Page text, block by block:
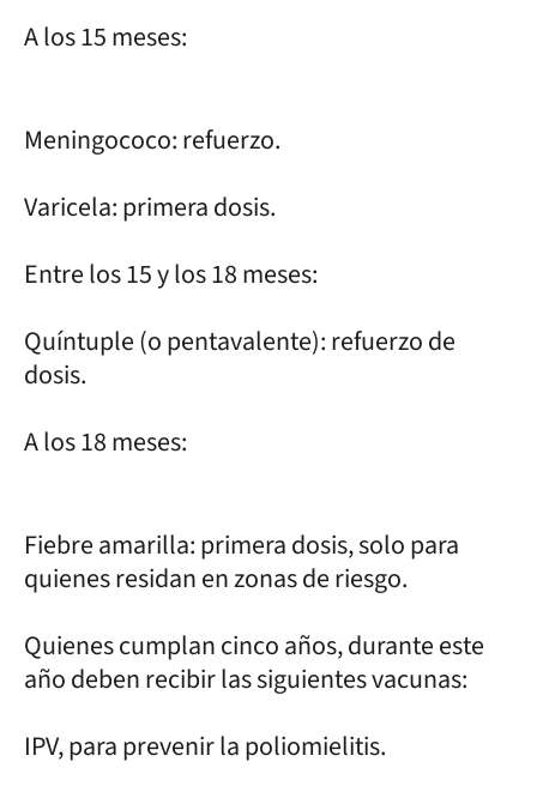
A los 15 meses:
Meningococo: refuerzo.
Varicela: primera dosis.
Entre los 15 y los 18 meses:
Quíntuple (o pentavalente): refuerzo de
dosis.
A los 18 meses:
Fiebre amarilla: primera dosis, solo para
quienes residan en zonas de riesgo.
Quienes cumplan cinco años, durante este
año deben recibir las siguientes vacunas:
IPV, para prevenir la poliomielitis.